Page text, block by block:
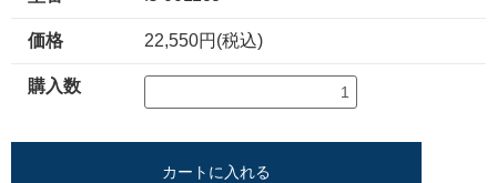
価格 22,550円(税込)
購入数
カートに入れる